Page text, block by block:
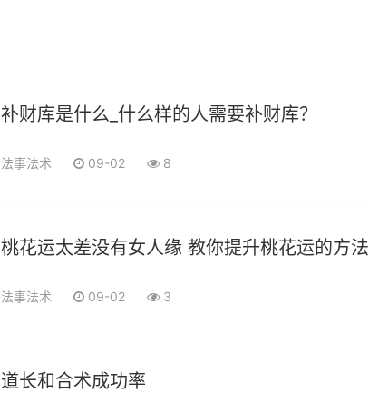
补财库是什么_什么样的人需要补财库？
法事法术 09-02 8
桃花运太差没有女人缘 教你提升桃花运的方法
法事法术 09-02 3
道长和合术成功率